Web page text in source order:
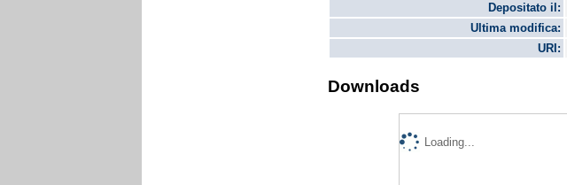
Depositato il:
Ultima modifica:
URI:
Downloads
Loading...